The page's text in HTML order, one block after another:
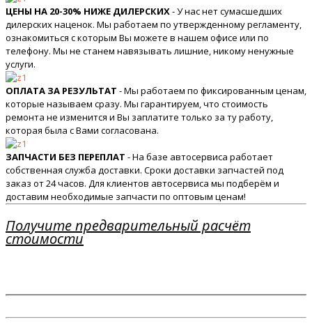
ЦЕНЫ НА 20-30% НИЖЕ ДИЛЕРСКИХ- У нас нет сумасшедших
дилерских наценок. Мы работаем по утвержденному регламенту,
ознакомиться с которым Вы можете в нашем офисе или по
телефону. Мы не станем навязывать лишние, никому ненужные
услуги.
ОПЛАТА ЗА РЕЗУЛЬТАТ - Мы работаем по фиксированным ценам,
которые называем сразу. Мы гарантируем, что стоимость
ремонта не изменится и Вы заплатите только за ту работу,
которая была с Вами согласована.
ЗАПЧАСТИ БЕЗ ПЕРЕПЛАТ - На базе автосервиса работает
собственная служба доставки. Сроки доставки запчастей под
заказ от 24 часов. Для клиентов автосервиса мы подберём и
доставим необходимые запчасти по оптовым ценам!
Получите предварительный расчёт
стоимости